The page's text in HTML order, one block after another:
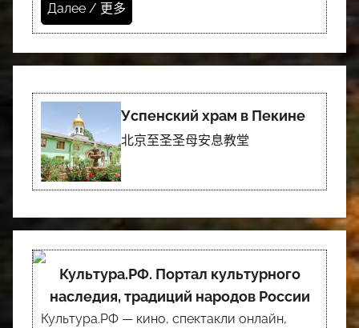
Далее / 更多
Успенский храм в Пекине
北京至圣圣母安息教堂
Культура.РФ. Портал культурного
наследия, традиций народов России
Культура.РФ — кино, спектакли онлайн,